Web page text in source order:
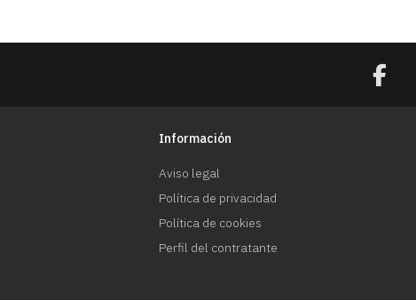
Información
Aviso legal
Política de privacidad
Política de cookies
Perfil del contratante